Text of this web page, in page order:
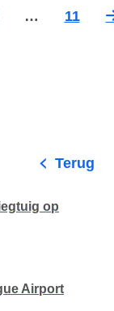
…
11
Terug
op
Airport